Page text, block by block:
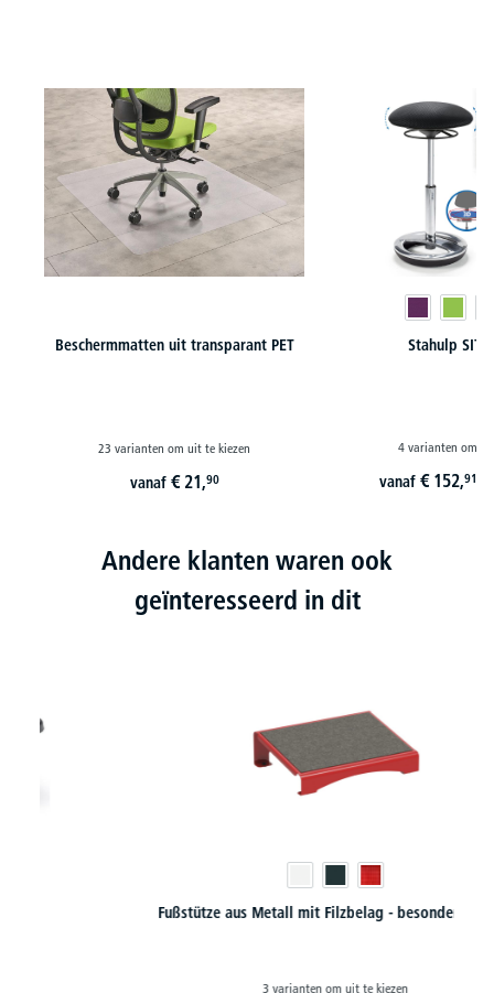
Beschermmatten uit transparant PET
23 varianten om uit te kiezen
vanaf € 21,90
Stahulp
4 varianten om
vanaf€ 152,91
Andere klanten waren ook
geïnteresseerd in dit
Fußstütze aus Metall mit Filzbelag - besonders robust
3 varianten om uit te kiezen